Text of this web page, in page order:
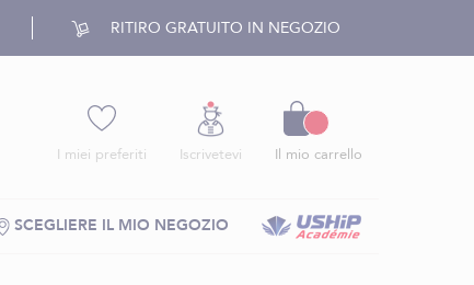
RITIRO GRATUITO IN NEGOZIO
I miei preferiti Iscrivetevi Il mio carrello
SCEGLIERE IL MIO NEGOZIO